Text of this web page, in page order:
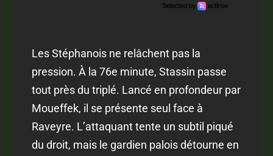
Les Stéphanois ne relâchent pas la
pression. À la 76e minute, Stassin passe
tout près du triplé. Lancé en profondeur par
Moueffek, il se présente seul face à
Raveyre. L’attaquant tente un subtil piqué
du droit, mais le gardien palois détourne en